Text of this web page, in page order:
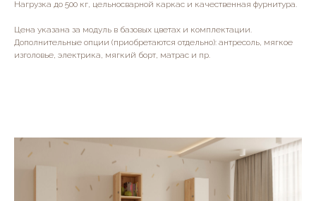
Нагрузка до 500 кг, цельносварной каркас и качественная фурнитура.
Цена указана за модуль в базовых цветах и комплектации.
Дополнительные опции (приобретаются отдельно): антресоль, мягкое
изголовье, электрика, мягкий борт, матрас и пр.